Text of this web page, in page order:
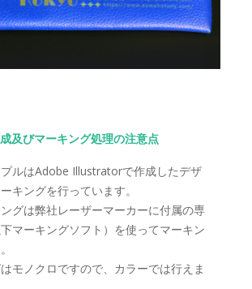
及びマーキング処理の注意点
ルはAdobe Illustratorで作成したデザ
キングを行っています。
グは弊社レーザーマーカーに付属の専
マーキングソフト）を使ってマーキン
はモノクロですので、カラーでは行えま